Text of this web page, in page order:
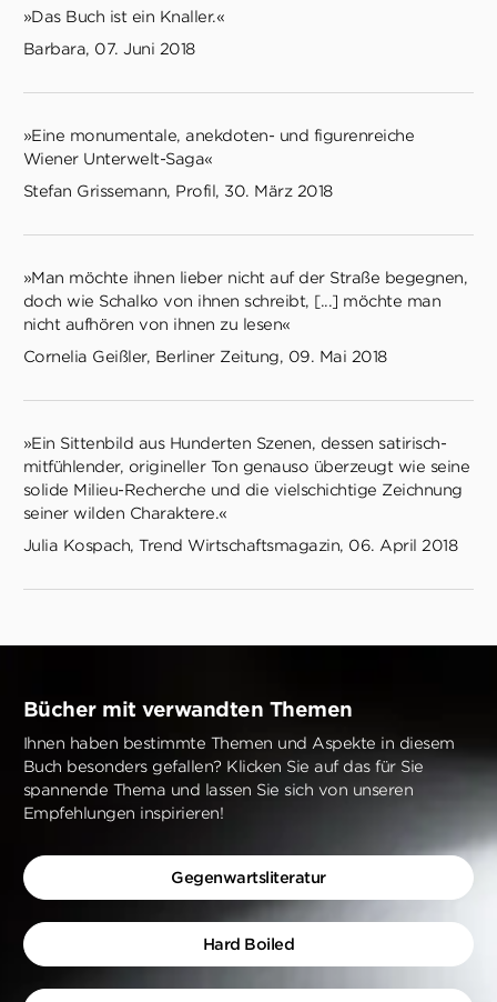
»Das Buch ist ein Knaller.«
Barbara, 07. Juni 2018
»Eine monumentale, anekdoten- und figurenreiche
Wiener Unterwelt-Saga«
Stefan Grissemann, Profil, 30. März 2018
»Man möchte ihnen lieber nicht auf der Straße begegnen,
doch wie Schalko von ihnen schreibt, [...] möchte man
nicht aufhören von ihnen zu lesen«
Cornelia Geißler, Berliner Zeitung, 09. Mai 2018
»Ein Sittenbild aus Hunderten Szenen, dessen satirisch-
mitfühlender, origineller Ton genauso überzeugt wie seine
solide Milieu-Recherche und die vielschichtige Zeichnung
seiner wilden Charaktere.«
Julia Kospach, Trend Wirtschaftsmagazin, 06. April 2018
Bücher mit verwandten Themen
Ihnen haben bestimmte Themen und Aspekte in diesem
Buch besonders gefallen? Klicken Sie auf das für Sie
spannende Thema und lassen Sie sich von unseren
Empfehlungen inspirieren!
Gegenwartsliteratur
Hard Boiled